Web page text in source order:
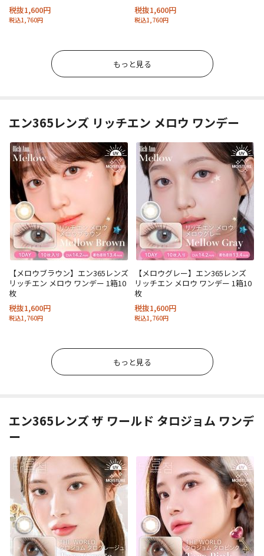
税抜1,600円
税込1,760円
税抜1,600円
税込1,760円
もっと見る
エン365レンズ リッチエン メロウ ワンデー
【メロウブラウン】エン365レンズ
リッチエン メロウ ワンデー 1箱10
枚
税抜1,600円
税込1,760円
【メロウグレー】エン365レンズ
リッチエン メロウ ワンデー 1箱10
枚
税抜1,600円
税込1,760円
もっと見る
エン365レンズ ザ ワールド タロジョム ワンデ
ー